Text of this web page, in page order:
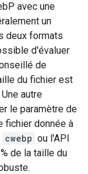
avec une
un
deux formats
d'évaluer
de
du fichier est
autre
le paramètre de
fichier donnée à
cwebp ou l'API
de la taille du